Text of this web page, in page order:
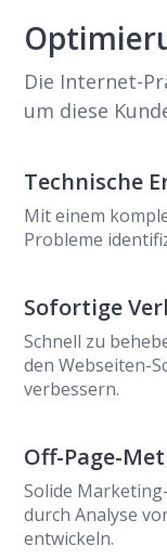
Die Internet-
um diese
Technische
Mit einem
Probleme
Sofortige
Schnell zu
den Webseiten-
verbessern.
Off-Page-
Solide
durch Analyse
entwickeln.